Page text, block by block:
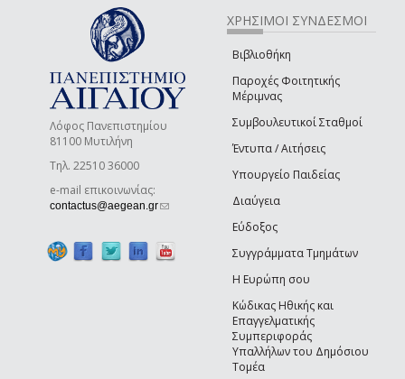
Λόφος Πανεπιστημίου
81100 Μυτιλήνη
Τηλ. 22510 36000
e-mail επικοινωνίας:
contactus@aegean.gr(link sends e-mail)
ΧΡΗΣΙΜΟΙ ΣΥΝΔΕΣΜΟΙ
Βιβλιοθήκη
Παροχές Φοιτητικής
Μέριμνας
Συμβουλευτικοί Σταθμοί
Έντυπα / Αιτήσεις
Υπουργείο Παιδείας
Διαύγεια
Εύδοξος
Συγγράμματα Τμημάτων
Η Ευρώπη σου
Κώδικας Ηθικής και
Επαγγελματικής
Συμπεριφοράς
Υπαλλήλων του Δημόσιου
Τομέα